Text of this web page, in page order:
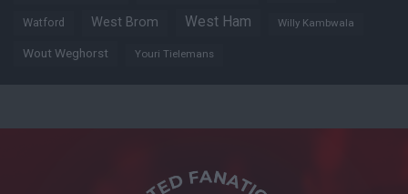
Watford West Brom West Ham Willy Kambwala
Wout Weghorst Youri Tielemans